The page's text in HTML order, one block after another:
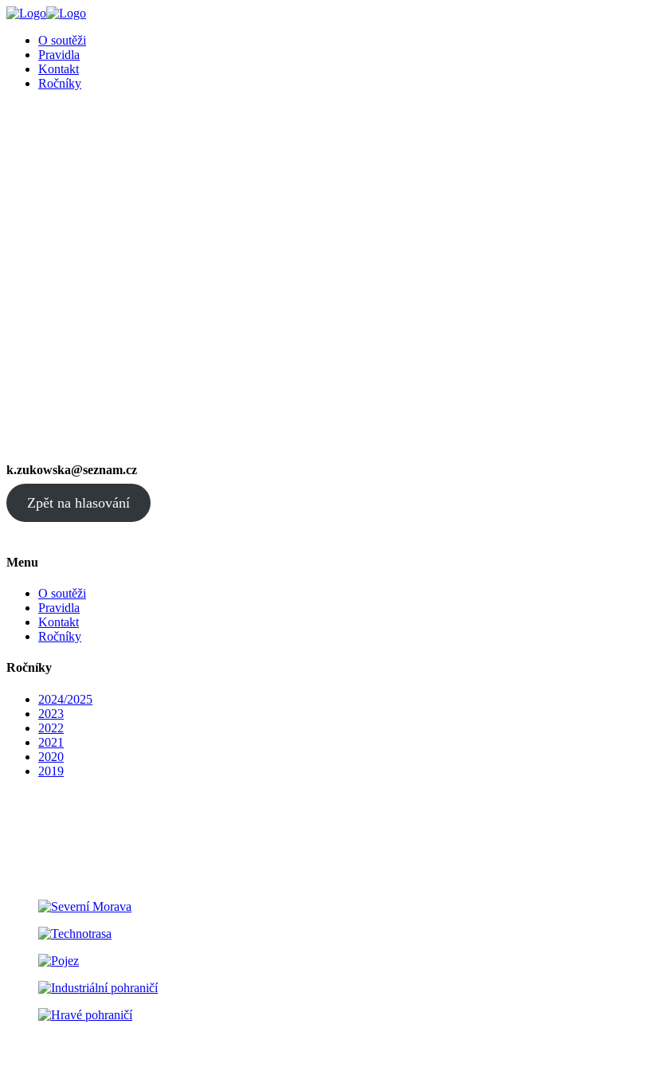
O soutěži
Pravidla
Kontakt
Ročníky
k.zukowska@seznam.cz
Zpět na hlasování
Menu
O soutěži
Pravidla
Kontakt
Ročníky
Ročníky
2024/2025
2023
2022
2021
2020
2019